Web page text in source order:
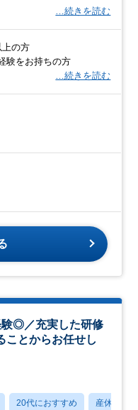
…続きを読む
上の方
験をお持ちの方
…続きを読む
験◎／充実した研修
ことからお任せし
20代におすすめ 産休・育